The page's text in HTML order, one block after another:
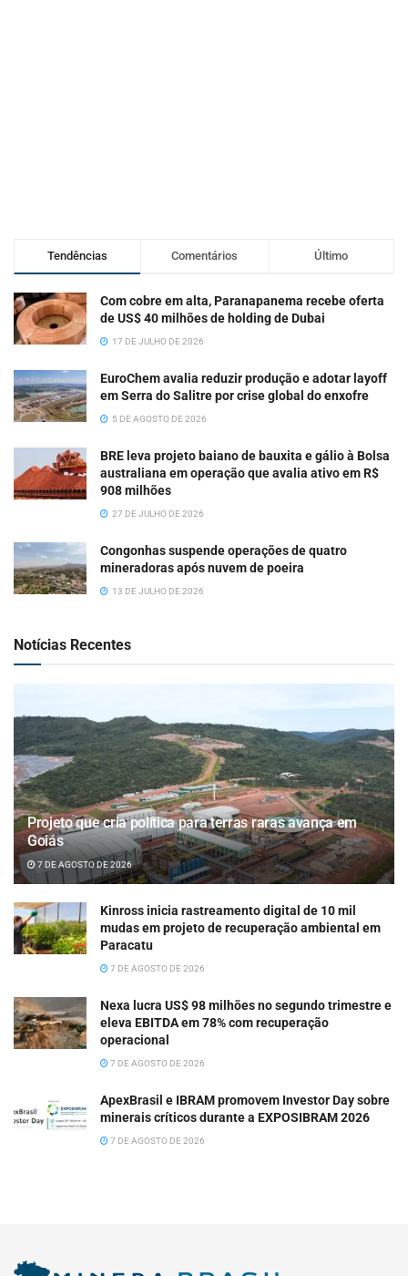
Tendências Comentários Último
Com cobre em alta, Paranapanema recebe oferta
de US$ 40 milhões de holding de Dubai
17 DE JULHO DE 2026
EuroChem avalia reduzir produção e adotar layoff
em Serra do Salitre por crise global do enxofre
5 DE AGOSTO DE 2026
BRE leva projeto baiano de bauxita e gálio à Bolsa
australiana em operação que avalia ativo em R$
908 milhões
27 DE JULHO DE 2026
Congonhas suspende operações de quatro
mineradoras após nuvem de poeira
13 DE JULHO DE 2026
Notícias Recentes
Projeto que cria política para terras raras avança em
Goiás
7 DE AGOSTO DE 2026
Kinross inicia rastreamento digital de 10 mil
mudas em projeto de recuperação ambiental em
Paracatu
7 DE AGOSTO DE 2026
Nexa lucra US$ 98 milhões no segundo trimestre e
eleva EBITDA em 78% com recuperação
operacional
7 DE AGOSTO DE 2026
ApexBrasil e IBRAM promovem Investor Day sobre
minerais críticos durante a EXPOSIBRAM 2026
7 DE AGOSTO DE 2026